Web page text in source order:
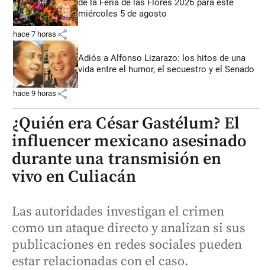
de la Feria de las Flores 2026 para este
miércoles 5 de agosto
hace 7 horas share
Adiós a Alfonso Lizarazo: los hitos de una
vida entre el humor, el secuestro y el Senado
hace 9 horas share
¿Quién era César Gastélum? El
influencer mexicano asesinado
durante una transmisión en
vivo en Culiacán
Las autoridades investigan el crimen
como un ataque directo y analizan si sus
publicaciones en redes sociales pueden
estar relacionadas con el caso.